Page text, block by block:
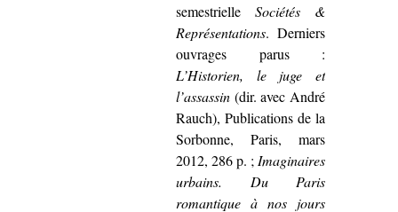
semestrielle Sociétés &
Représentations. Derniers
ouvrages parus :
L’Historien, le juge et
l’assassin (dir. avec André
Rauch), Publications de la
Sorbonne, Paris, mars
2012, 286 p. ; Imaginaires
urbains. Du Paris
romantique à nos jours